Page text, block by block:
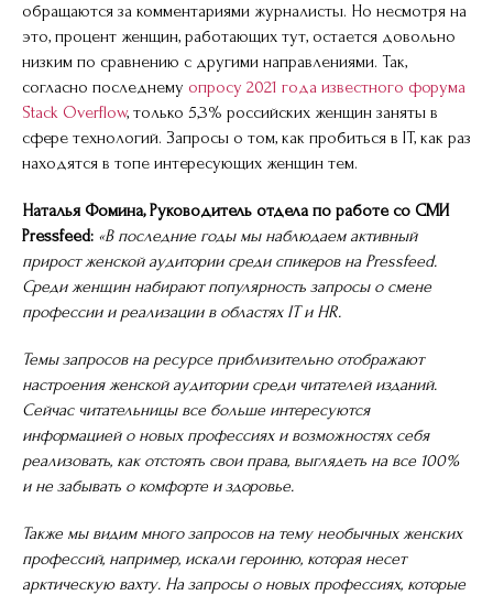
обращаются за комментариями журналисты. Но несмотря на
это, процент женщин, работающих тут, остается довольно
низким по сравнению с другими направлениями. Так,
согласно последнему опросу 2021 года известного форума
Stack Overflow, только 5,3% российских женщин заняты в
сфере технологий. Запросы о том, как пробиться в IT, как раз
находятся в топе интересующих женщин тем.
Наталья Фомина, Руководитель отдела по работе со СМИ
Pressfeed: «В последние годы мы наблюдаем активный
прирост женской аудитории среди спикеров на Pressfeed.
Среди женщин набирают популярность запросы о смене
профессии и реализации в областях IT и HR.
Темы запросов на ресурсе приблизительно отображают
настроения женской аудитории среди читателей изданий.
Сейчас читательницы все больше интересуются
информацией о новых профессиях и возможностях себя
реализовать, как отстоять свои права, выглядеть на все 100%
и не забывать о комфорте и здоровье.
Также мы видим много запросов на тему необычных женских
профессий, например, искали героиню, которая несет
арктическую вахту. На запросы о новых профессиях, которые